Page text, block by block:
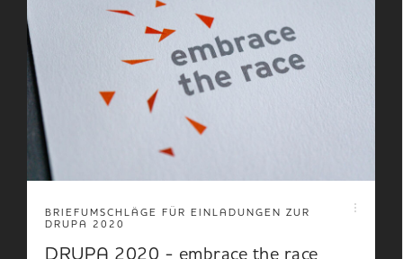
BRIEFUMSCHLÄGE FÜR EINLADUNGEN ZUR
DRUPA 2020